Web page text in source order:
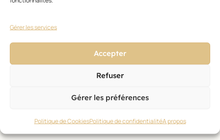
Gérer les services
Accepter
Refuser
Gérer les préférences
Politique de CookiesPolitique de confidentialitéA propos
7. Cookies et outils de mesure (Google
Analytics)
Le site utilise :
Cookies nécessaires
• Gestion du compte client
Cookies de mesure d’audience